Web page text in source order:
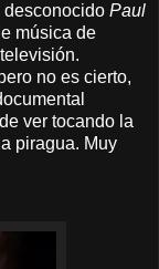
desconocido Paul
música de
no es cierto,
ver tocando la
piragua. Muy